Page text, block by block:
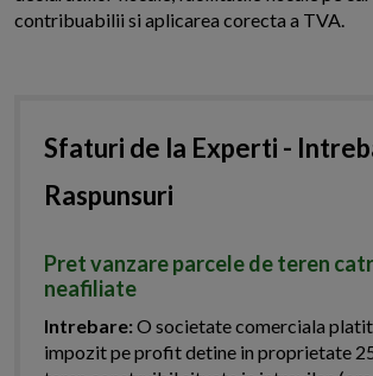
contribuabilii si aplicarea corecta a TVA.
Sfaturi de la Experti -
Raspunsuri
Pret vanzare parcele de teren
neafiliate
Intrebare:O societate comerciala
impozit pe profit detine in proprietate